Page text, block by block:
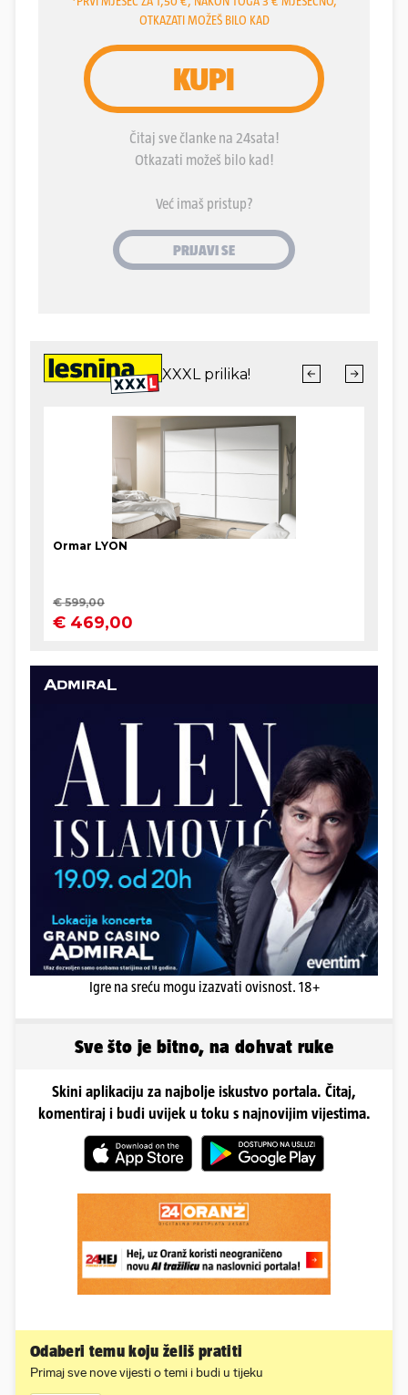
Igre na sreću mogu izazvati ovisnost. 18+
Sve što je bitno, na dohvat ruke
Skini aplikaciju za najbolje iskustvo portala. Čitaj,
komentiraj i budi uvijek u toku s najnovijim vijestima.
Odaberi temu koju želiš pratiti
Primaj sve nove vijesti o temi i budi u tijeku